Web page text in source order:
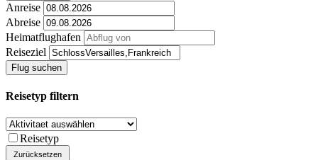
Anreise
Abreise
Heimatflughafen
Reiseziel
Flug suchen
Reisetyp filtern
Reisetyp